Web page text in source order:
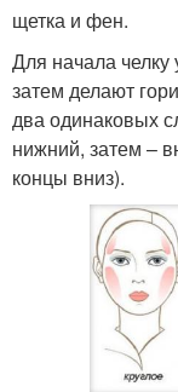
щетка и фен.
Для начала
затем делают
два одинаковых
нижний, затем –
концы вниз).